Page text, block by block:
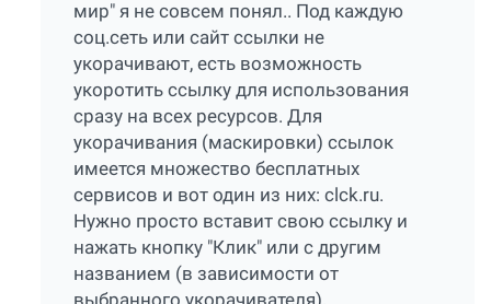
мир" я не совсем понял.. Под каждую
соц.сеть или сайт ссылки не
укорачивают, есть возможность
укоротить ссылку для использования
сразу на всех ресурсов. Для
укорачивания (маскировки) ссылок
имеется множество бесплатных
сервисов и вот один из них:clck.ru.
Нужно просто вставит свою ссылку и
нажать кнопку "Клик" или с другим
названием (в зависимости от